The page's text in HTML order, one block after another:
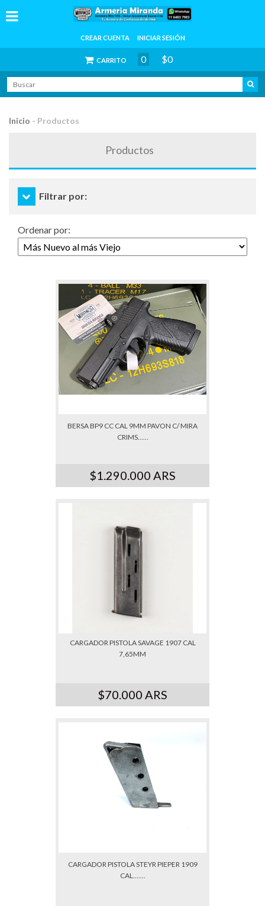
CREAR CUENTA INICIAR SESIÓN
CARRITO 0 $0
Inicio - Productos
Productos
Filtrar por:
Ordenar por:
BERSA BP9 CC CAL 9MM PAVON C/ MIRA
CRIMS......
$1.290.000 ARS
CARGADOR PISTOLA SAVAGE 1907 CAL
7,65MM
$70.000 ARS
CARGADOR PISTOLA STEYR PIEPER 1909
CAL.......